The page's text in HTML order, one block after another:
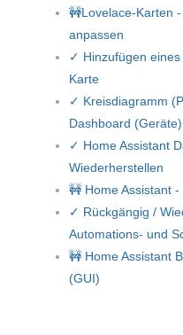
🚧Lovelace-Karten
anpassen
✓ Hinzufügen eines
Karte
✓ Kreisdiagramm
Dashboard (Geräte)
✓ Home Assistant
Wiederherstellen
🚧 Home Assistant
✓ Rückgängig /
Automations- und
🚧 Home Assistant
(GUI)